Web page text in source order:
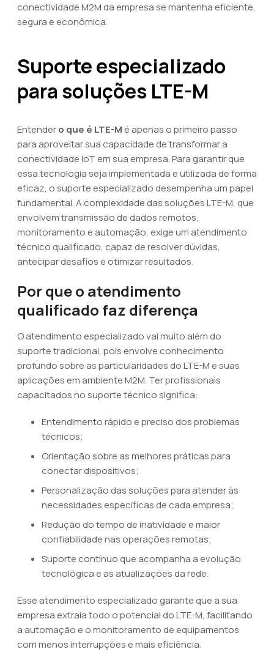
conectividade M2M da empresa se mantenha eficiente,
segura e econômica.
Suporte especializado
para soluções LTE-M
Entendero que é LTE-M é apenas o primeiro passo
para aproveitar sua capacidade de transformar a
conectividade IoT em sua empresa. Para garantir que
essa tecnologia seja implementada e utilizada de forma
eficaz, o suporte especializado desempenha um papel
fundamental. A complexidade das soluções LTE-M, que
envolvem transmissão de dados remotos,
monitoramento e automação, exige um atendimento
técnico qualificado, capaz de resolver dúvidas,
antecipar desafios e otimizar resultados.
Por que o atendimento
qualificado faz diferença
O atendimento especializado vai muito além do
suporte tradicional, pois envolve conhecimento
profundo sobre as particularidades do LTE-M e suas
aplicações em ambiente M2M. Ter profissionais
capacitados no suporte técnico significa:
Entendimento rápido e preciso dos problemas
técnicos;
Orientação sobre as melhores práticas para
conectar dispositivos;
Personalização das soluções para atender às
necessidades específicas de cada empresa;
Redução do tempo de inatividade e maior
confiabilidade nas operações remotas;
Suporte contínuo que acompanha a evolução
tecnológica e as atualizações da rede.
Esse atendimento especializado garante que a sua
empresa extraia todo o potencial do LTE-M, facilitando
a automação e o monitoramento de equipamentos
com menos interrupções e mais eficiência.